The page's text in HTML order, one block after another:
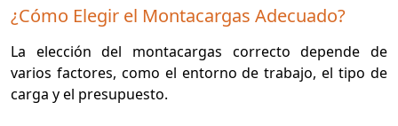
¿Cómo Elegir el Montacargas Adecuado?
La elección del montacargas correcto depende de
varios factores, como el entorno de trabajo, el tipo de
carga y el presupuesto.